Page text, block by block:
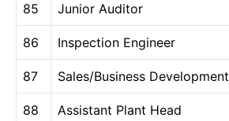
85 Junior Auditor
86 Inspection Engineer
87 Sales/Business Development
88 Assistant Plant Head